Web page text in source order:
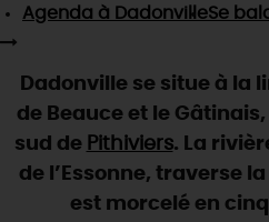
Visitesgourmandeset
Chic, une aire de pique-
Par ici les guinguettes
Que rapporter du Loiret ?
La Route desMétiers d'Art
TOUT L'ART
Des vacances
(re)Découvrir les
Expérimenterles
Une saison
SE REPÉRER,SE
RÉSERVER
Agenda à DadonvilleSe
Dadonville se situe à la
de Beauce et le
sud de Pithiviers. La
de l’Essonne, traverse
est morcelé en